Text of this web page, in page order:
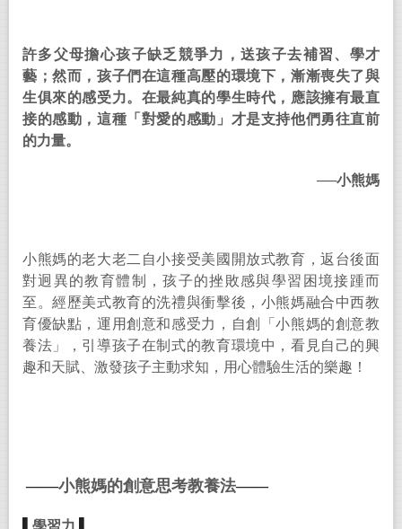
許多父母擔心孩子缺乏競爭力，送孩子去補習、學才
藝；然而，孩子們在這種高壓的環境下，漸漸喪失了與
生俱來的感受力。在最純真的學生時代，應該擁有最直
接的感動，這種「對愛的感動」才是支持他們勇往直前
的力量。
──小熊媽
小熊媽的老大老二自小接受美國開放式教育，返台後面
對迥異的教育體制，孩子的挫敗感與學習困境接踵而
至。經歷美式教育的洗禮與衝擊後，小熊媽融合中西教
育優缺點，運用創意和感受力，自創「小熊媽的創意教
養法」，引導孩子在制式的教育環境中，看見自己的興
趣和天賦、激發孩子主動求知，用心體驗生活的樂趣！
——小熊媽的創意思考教養法——
學習力